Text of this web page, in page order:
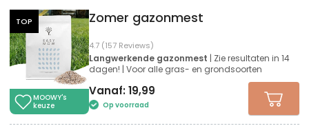
TOP
MOOWY's
keuze
4.7 (157 Reviews)
Zomer gazonmest
Langwerkende gazonmest | Zie resultaten in 14
dagen! | Voor alle gras- en grondsoorten
Vanaf: 19,99
Op voorraad